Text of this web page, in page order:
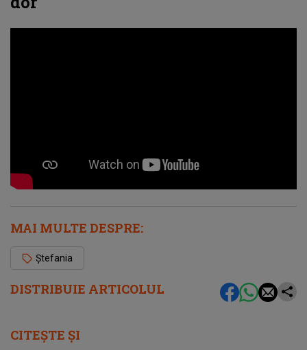
DISTRIBUIE ARTICOLUL
MAI MULTE DESPRE:
Ștefania
CITEȘTE ȘI